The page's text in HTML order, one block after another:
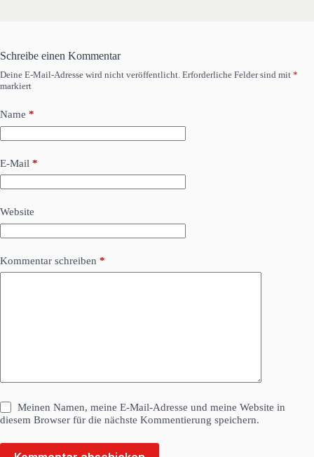
Schreibe einen Kommentar
Deine E-Mail-Adresse wird nicht veröffentlicht. Erforderliche Felder sind mit *
markiert
Name *
E-Mail *
Website
Kommentar schreiben *
Meinen Namen, meine E-Mail-Adresse und meine Website in
diesem Browser für die nächste Kommentierung speichern.